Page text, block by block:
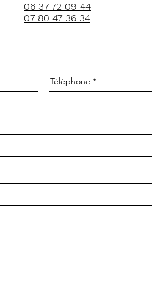
06 37 72 09 44
07 80 47 36 34
Téléphone